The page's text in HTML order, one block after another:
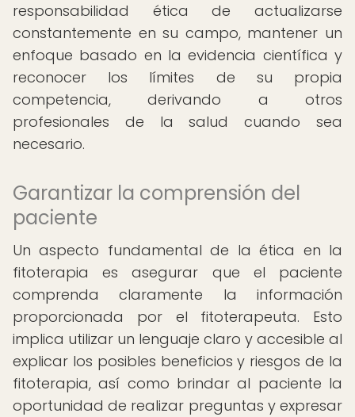
responsabilidad ética de actualizarse
constantemente en su campo, mantener un
enfoque basado en la evidencia científica y
reconocer los límites de su propia
competencia, derivando a otros
profesionales de la salud cuando sea
necesario.
Garantizar la comprensión del
paciente
Un aspecto fundamental de la ética en la
fitoterapia es asegurar que el paciente
comprenda claramente la información
proporcionada por el fitoterapeuta. Esto
implica utilizar un lenguaje claro y accesible al
explicar los posibles beneficios y riesgos de la
fitoterapia, así como brindar al paciente la
oportunidad de realizar preguntas y expresar